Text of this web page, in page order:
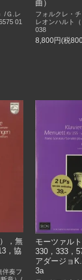
/Ｇ.レ
01
曲）
フォルクレ・
レオンハルト
038
8,800円(税
，無
，協
伴奏フ
モーツァル
330，333，
アダージョ
3a